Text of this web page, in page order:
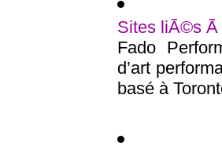
Sites liÃ©s Ã
Fado
d’art
basé à